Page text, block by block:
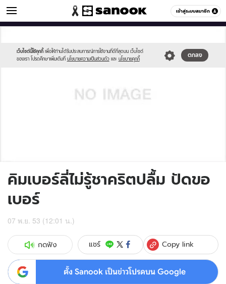
เข้าสู่ระบบสมาชิก
ข่าวบันเทิง หมวดอื่นๆ
เว็บไซต์นี้ใช้คุกกี้ เพื่อให้ท่านได้รับประสบการณ์การใช้งานที่ดีที่สุดบน เว็บไซต์
ของเรา โปรดศึกษาเพิ่มเติมที่ นโยบายความเป็นส่วนตัว และ นโยบายคุกกี้
ตกลง
sanook.png
image.jpg
คิมเบอร์ลี่ไม่รู้ชาคริตปลื้ม ปัดขอ
เบอร์
07 พ.ย. 53 (12:01 น.)
กดฟัง แชร์ Copy link
ตั้ง Sanook เป็นข่าวโปรดบน Google